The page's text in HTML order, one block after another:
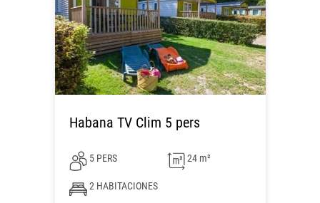
Habana TV Clim 5 pers
5 PERS 24 m²
2 HABITACIONES